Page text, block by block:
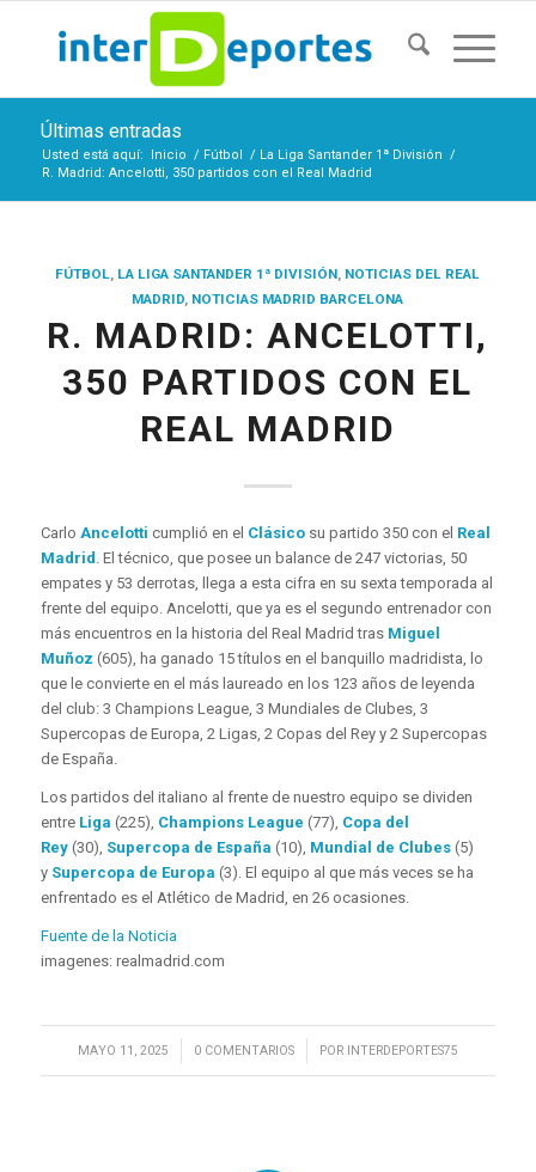
Últimas entradas
Usted está aquí: Inicio / Fútbol / La Liga Santander 1ª División /
R. Madrid: Ancelotti, 350 partidos con el Real Madrid
FÚTBOL, LA LIGA SANTANDER 1ª DIVISIÓN, NOTICIAS DEL REAL
MADRID, NOTICIAS MADRID BARCELONA
R. MADRID: ANCELOTTI,
350 PARTIDOS CON EL
REAL MADRID
Carlo Ancelotti cumplió en el Clásico su partido 350 con el Real
Madrid . El técnico, que posee un balance de 247 victorias, 50
empates y 53 derrotas, llega a esta cifra en su sexta temporada al
frente del equipo. Ancelotti, que ya es el segundo entrenador con
más encuentros en la historia del Real Madrid tras Miguel
Muñoz (605), ha ganado 15 títulos en el banquillo madridista, lo
que le convierte en el más laureado en los 123 años de leyenda
del club: 3 Champions League, 3 Mundiales de Clubes, 3
Supercopas de Europa, 2 Ligas, 2 Copas del Rey y 2 Supercopas
de España.
Los partidos del italiano al frente de nuestro equipo se dividen
entreLiga (225), Champions League (77), Copa del
Rey(30), Supercopa de España (10), Mundial de Clubes(5)
y Supercopa de Europa (3). El equipo al que más veces se ha
enfrentado es el Atlético de Madrid, en 26 ocasiones.
Fuente de la Noticia
imagenes: realmadrid.com
MAYO 11, 2025
/ 0 COMENTARIOS
/ POR INTERDEPORTES75